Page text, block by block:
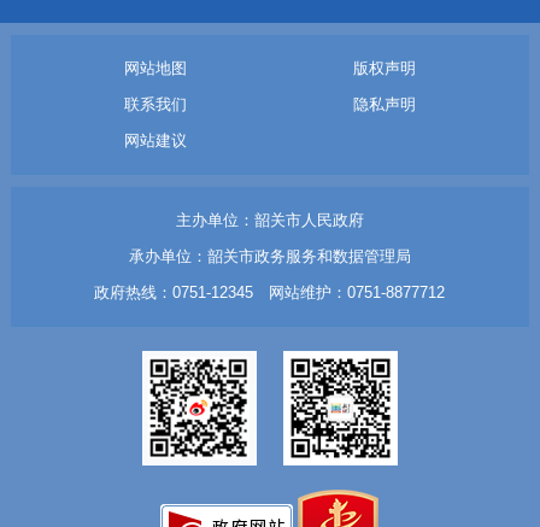
网站地图
版权声明
联系我们
隐私声明
网站建议
主办单位：韶关市人民政府
承办单位：韶关市政务服务和数据管理局
政府热线：0751-12345 网站维护：0751-8877712